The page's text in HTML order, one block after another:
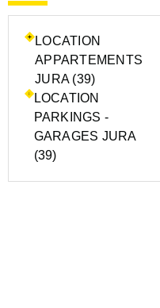
LOCATION
APPARTEMENTS
JURA (39)
LOCATION
PARKINGS -
GARAGES JURA
(39)